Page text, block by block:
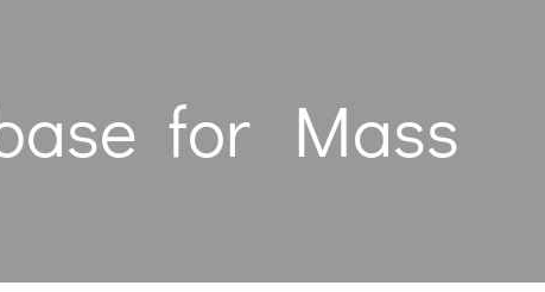
for Mass